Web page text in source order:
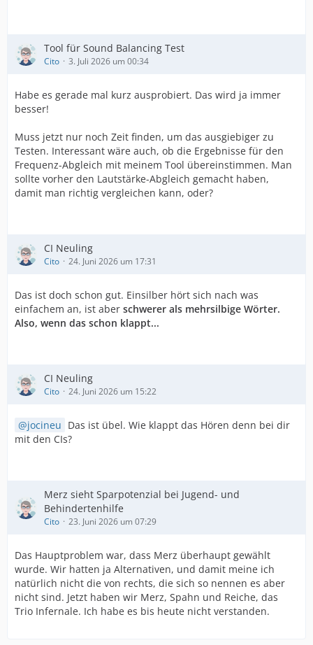
Tool für Sound Balancing Test
Cito 3. Juli 2026 um 00:34
Habe es gerade mal kurz ausprobiert. Das wird ja immer
besser!
Muss jetzt nur noch Zeit finden, um das ausgiebiger zu
Testen. Interessant wäre auch, ob die Ergebnisse für den
Frequenz-Abgleich mit meinem Tool übereinstimmen. Man
sollte vorher den Lautstärke-Abgleich gemacht haben,
damit man richtig vergleichen kann, oder?
CI Neuling
Cito 24. Juni 2026 um 17:31
Das ist doch schon gut. Einsilber hört sich nach was
einfachem an, ist aber schwerer als mehrsilbige Wörter.
Also, wenn das schon klappt...
CI Neuling
Cito 24. Juni 2026 um 15:22
jocineu Das ist übel. Wie klappt das Hören denn bei dir
mit den CIs?
Merz sieht Sparpotenzial bei Jugend- und
Behindertenhilfe
Cito 23. Juni 2026 um 07:29
Das Hauptproblem war, dass Merz überhaupt gewählt
wurde. Wir hatten ja Alternativen, und damit meine ich
natürlich nicht die von rechts, die sich so nennen es aber
nicht sind. Jetzt haben wir Merz, Spahn und Reiche, das
Trio Infernale. Ich habe es bis heute nicht verstanden.